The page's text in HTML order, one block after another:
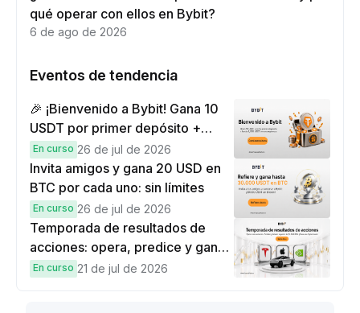
qué operar con ellos en Bybit?
6 de ago de 2026
Eventos de tendencia
🎉 ¡Bienvenido a Bybit! Gana 10
USDT por primer depósito +
hasta 9,999 USDT en
recompensas
En curso 26 de jul de 2026
Invita amigos y gana 20 USD en
BTC por cada uno: sin límites
En curso 26 de jul de 2026
Temporada de resultados de
acciones: opera, predice y gana
una Cybertruck.
En curso 21 de jul de 2026